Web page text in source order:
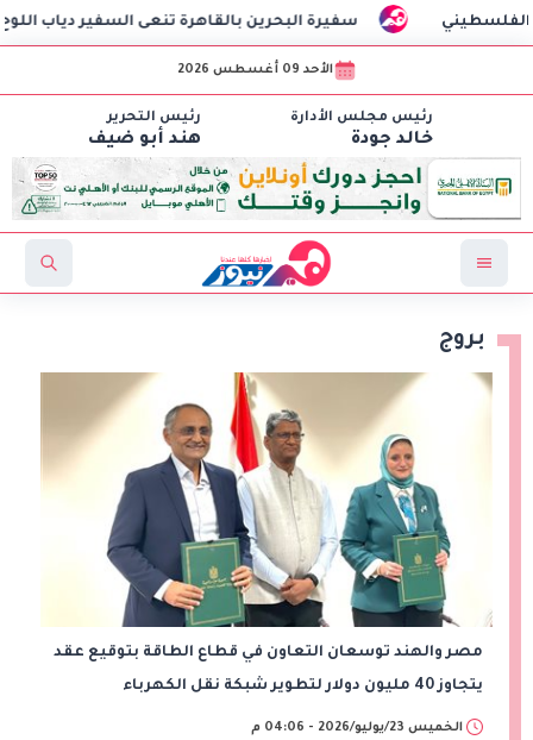
سفيرة البحرين بالقاهرة تنعى السفير دياب اللوح
الأحد 09 أغسطس 2026
رئيس مجلس الأدارة
خالد جودة
رئيس التحرير
هند أبو ضيف
بروج
مصر والهند توسعان التعاون في قطاع الطاقة بتوقيع عقد
يتجاوز 40 مليون دولار لتطوير شبكة نقل الكهرباء
الخميس 23/يوليو/2026 - 04:06 م